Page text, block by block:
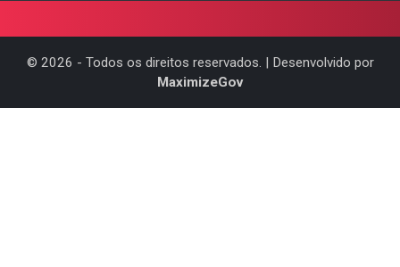
© 2026 - Todos os direitos reservados. | Desenvolvido por
MaximizeGov